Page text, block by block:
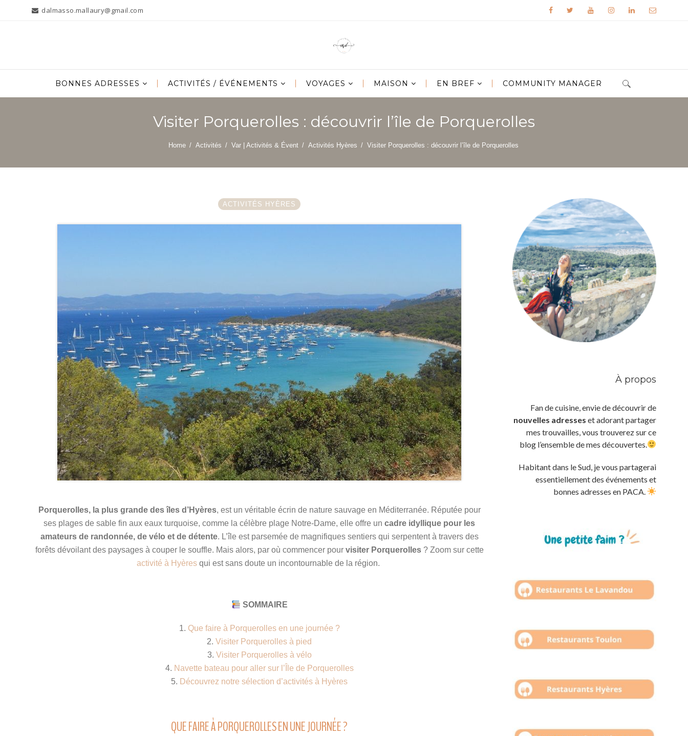
dalmasso.mallaury@gmail.com
BONNES ADRESSES ACTIVITÉS / ÉVÉNEMENTS VOYAGES MAISON EN BREF COMMUNITY MANAGER
Rechercher :
Visiter Porquerolles : découvrir l’île de Porquerolles
Home / Activités / Var | Activités & Évent / Activités Hyères / Visiter Porquerolles : découvrir l’île de Porquerolles
ACTIVITÉS HYÈRES
Porquerolles, la plus grande des îles d’Hyères, est un véritable écrin de nature sauvage en Méditerranée. Réputée pour
ses plages de sable fin aux eaux turquoise, comme la célèbre plage Notre-Dame, elle offre un cadre idyllique pour les
amateurs de randonnée, de vélo et de détente. L’île est parsemée de magnifiques sentiers qui serpentent à travers des
forêts dévoilant des paysages à couper le souffle. Mais alors, par où commencer pour visiter Porquerolles ? Zoom sur cette
activité à Hyères qui est sans doute un incontournable de la région.
SOMMAIRE
1. Que faire à Porquerolles en une journée ?
2.Visiter Porquerolles à pied
3. Visiter Porquerolles à vélo
4. Navette bateau pour aller sur l’Île de Porquerolles
5. Découvrez notre sélection d’activités à Hyères
QUE FAIRE À PORQUEROLLES EN UNE JOURNÉE ?
À propos
Fan de cuisine, envie de découvrir de
nouvelles adresses et adorant partager
mes trouvailles, vous trouverez sur ce
blog l’ensemble de mes découvertes.
Habitant dans le Sud, je vous partagerai
essentiellement des événements et
bonnes adresses en PACA.